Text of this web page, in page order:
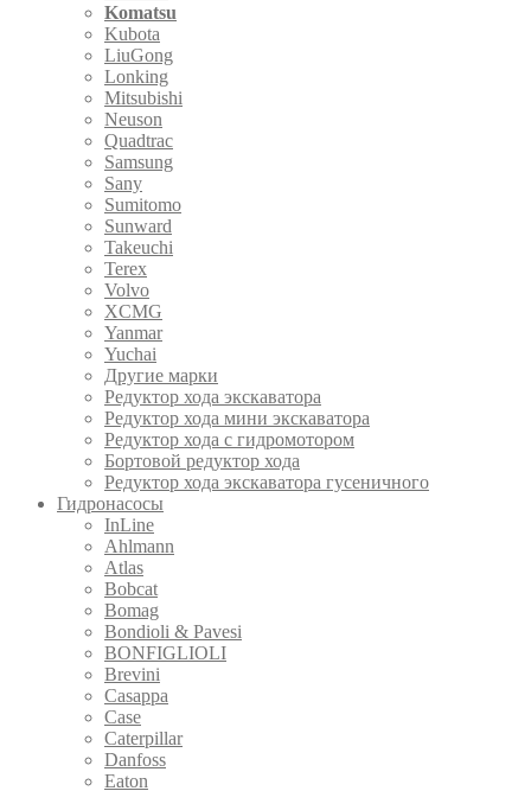
Komatsu
Kubota
LiuGong
Lonking
Mitsubishi
Neuson
Quadtrac
Samsung
Sany
Sumitomo
Sunward
Takeuchi
Terex
Volvo
XCMG
Yanmar
Yuchai
Другие марки
Редуктор хода экскаватора
Редуктор хода мини экскаватора
Редуктор хода с гидромотором
Бортовой редуктор хода
Редуктор хода экскаватора гусеничного
Гидронасосы
InLine
Ahlmann
Atlas
Bobcat
Bomag
Bondioli & Pavesi
BONFIGLIOLI
Brevini
Casappa
Case
Caterpillar
Danfoss
Eaton